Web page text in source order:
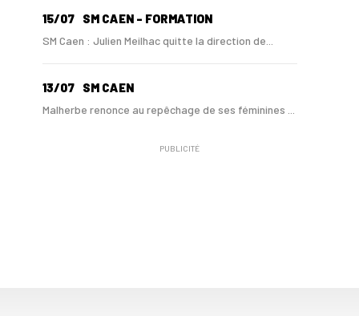
15/07 SM CAEN - FORMATION
SM Caen : Julien Meilhac quitte la direction de...
13/07 SM CAEN
Malherbe renonce au repêchage de ses féminines ...
PUBLICITÉ